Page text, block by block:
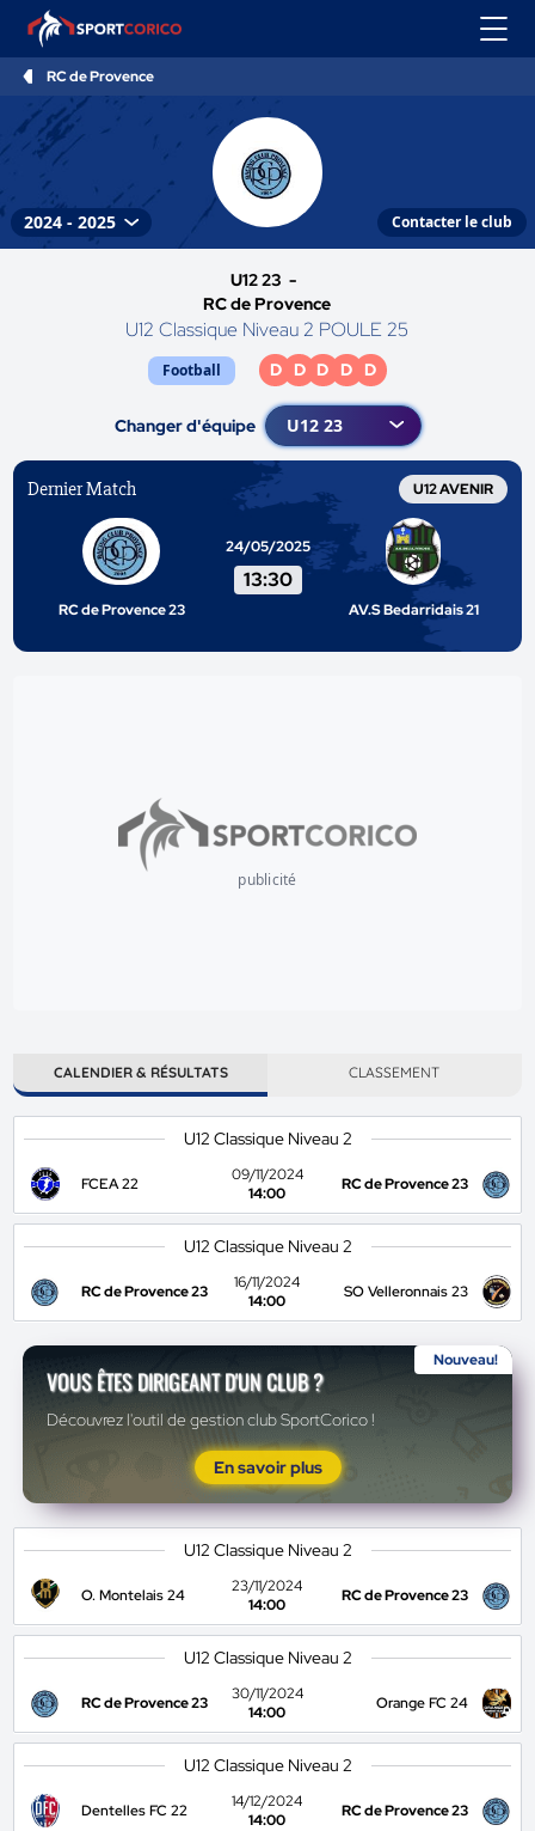
RC de Provence
Contacter le club
U12 23 -
RC de Provence
U12 Classique Niveau 2 POULE 25
Football D D D D D
Changer d'équipe
Dernier Match U12 AVENIR
RC de Provence 23
24/05/2025
13:30
AV.S Bedarridais 21
publicité
CALENDIER & RÉSULTATS CLASSEMENT
U12 Classique Niveau 2
FCEA 22
09/11/2024
14:00
RC de Provence 23
U12 Classique Niveau 2
RC de Provence 23
16/11/2024
14:00
SO Velleronnais 23
Nouveau!
VOUS ÊTES DIRIGEANT D'UN CLUB ?
Découvrez l'outil de gestion club SportCorico !
En savoir plus
U12 Classique Niveau 2
O. Montelais 24
23/11/2024
14:00
RC de Provence 23
U12 Classique Niveau 2
RC de Provence 23
30/11/2024
14:00
Orange FC 24
U12 Classique Niveau 2
Dentelles FC 22
14/12/2024
14:00
RC de Provence 23